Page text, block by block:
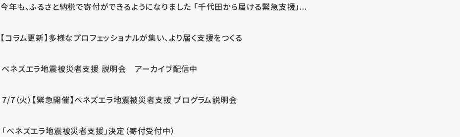
今年も、ふるさと納税で寄付ができるようになりました 「千代田から届ける緊急支援」...
【コラム更新】多様なプロフェッショナルが集い、より届く支援をつくる
ベネズエラ地震被災者支援 説明会 アーカイブ配信中
7/7（火）【緊急開催】ベネズエラ地震被災者支援 プログラム説明会
「ベネズエラ地震被災者支援」決定（寄付受付中）